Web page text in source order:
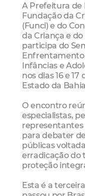
A Prefeitura de
Fundação da
(Funci) e do
da Criança e
participa do
Enfrentamento
Infâncias e
nos dias 16 e
Estado da
O encontro
especialistas,
representantes
para debater
públicas
erradicação do
proteção
Esta é a